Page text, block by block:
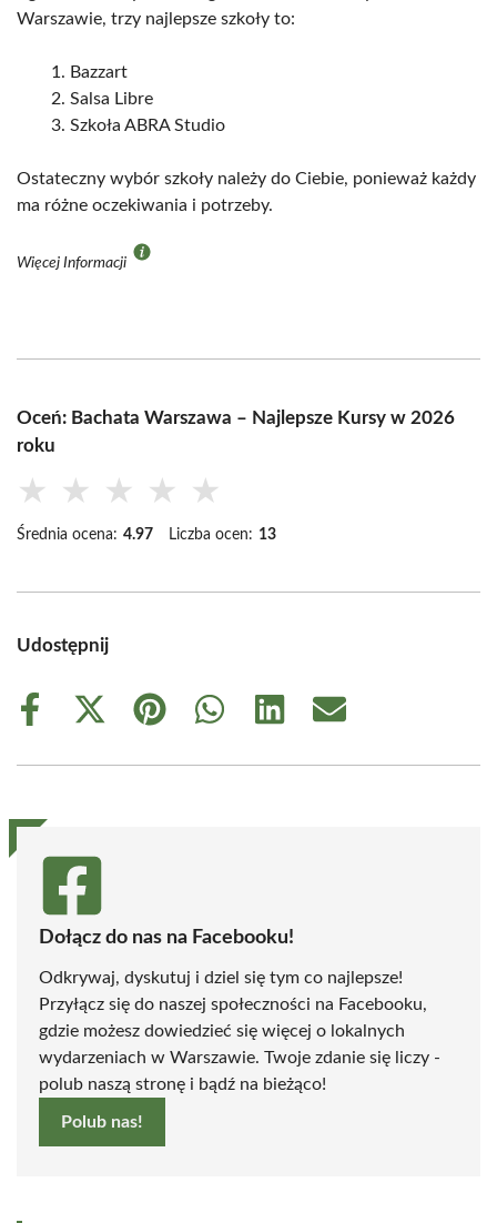
Warszawie, trzy najlepsze szkoły to:
Bazzart
Salsa Libre
Szkoła ABRA Studio
Ostateczny wybór szkoły należy do Ciebie, ponieważ każdy
ma różne oczekiwania i potrzeby.
Więcej Informacji
Oceń: Bachata Warszawa – Najlepsze Kursy w 2026
roku
★ ★ ★ ★ ★
Średnia ocena: 4.97 Liczba ocen: 13
Udostępnij
Share
Share
(Twitter)
Share
Share
Share
Share
Dołącz do nas na Facebooku!
Odkrywaj, dyskutuj i dziel się tym co najlepsze!
Przyłącz się do naszej społeczności na Facebooku,
gdzie możesz dowiedzieć się więcej o lokalnych
wydarzeniach w Warszawie. Twoje zdanie się liczy -
polub naszą stronę i bądź na bieżąco!
Polub nas!